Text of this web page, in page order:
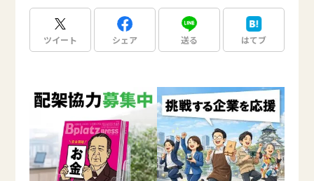
ツイート シェア 送る はてブ